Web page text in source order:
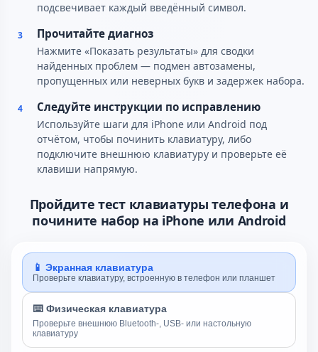
подсвечивает каждый введённый символ.
3 Прочитайте диагноз
Нажмите «Показать результаты» для сводки
найденных проблем — подмен автозамены,
пропущенных или неверных букв и задержек набора.
4 Следуйте инструкции по исправлению
Используйте шаги для iPhone или Android под
отчётом, чтобы починить клавиатуру, либо
подключите внешнюю клавиатуру и проверьте её
клавиши напрямую.
Пройдите тест клавиатуры телефона и
почините набор на iPhone или Android
📱 Экранная клавиатура
Проверьте клавиатуру, встроенную в телефон или планшет
⌨️ Физическая клавиатура
Проверьте внешнюю Bluetooth-, USB- или настольную
клавиатуру